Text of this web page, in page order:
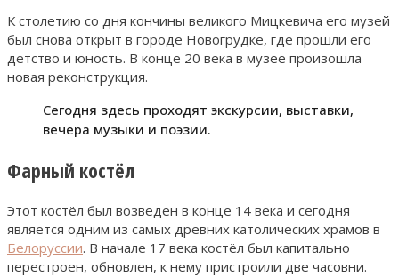
К столетию со дня кончины великого Мицкевича его музей
был снова открыт в городе Новогрудке, где прошли его
детство и юность. В конце 20 века в музее произошла
новая реконструкция.
Сегодня здесь проходят экскурсии, выставки,
вечера музыки и поэзии.
Фарный костёл
Этот костёл был возведен в конце 14 века и сегодня
является одним из самых древних католических храмов в
Белоруссии. В начале 17 века костёл был капитально
перестроен, обновлен, к нему пристроили две часовни.